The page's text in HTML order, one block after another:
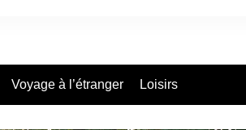
Voyage à l’étranger Loisirs